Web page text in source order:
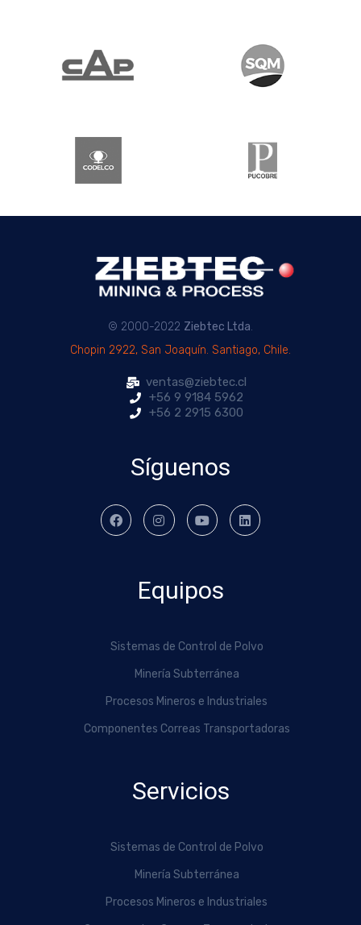
© 2000-2022 Ziebtec Ltda.
Chopin 2922, San Joaquín. Santiago, Chile.
ventas@ziebtec.cl
+56 9 9184 5962
+56 2 2915 6300
Síguenos
Equipos
Sistemas de Control de Polvo
Minería Subterránea
Procesos Mineros e Industriales
Componentes Correas Transportadoras
Servicios
Sistemas de Control de Polvo
Minería Subterránea
Procesos Mineros e Industriales